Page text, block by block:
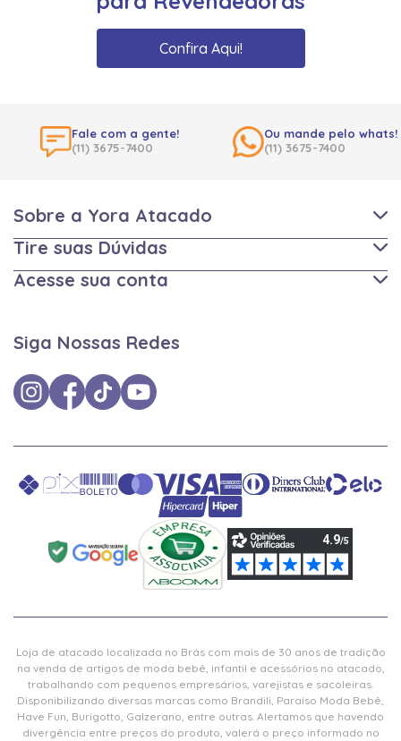
Confira Aqui!
Fale com a gente!
(11) 3675-7400
Ou mande pelo whats!
(11) 3675-7400
Sobre a Yora Atacado
Tire suas Dúvidas
Acesse sua conta
Siga Nossas Redes
Loja de atacado localizada no Brás com mais de 30 anos de tradição
na venda de artigos de moda bebê, infantil e acessórios no atacado,
trabalhando com pequenos empresários, varejistas e sacoleiras.
Disponibilizando diversas marcas como Brandili, Paraíso Moda Bebê,
Have Fun, Burigotto, Galzerano, entre outras. Alertamos que havendo
divergência entre preços do produto, valerá o preço informado no